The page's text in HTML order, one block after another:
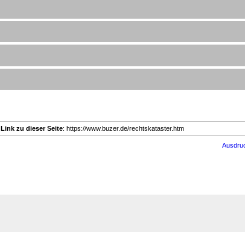
Link zu dieser Seite: https://www.buzer.de/rechtskataster.htm